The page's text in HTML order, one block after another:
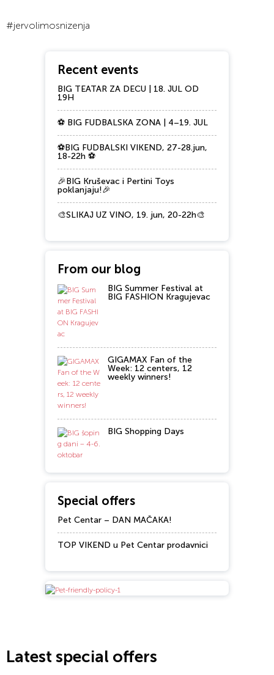
#jervolimosnizenja
Recent events
BIG TEATAR ZA DECU | 18. JUL OD
19H
⚽ BIG FUDBALSKA ZONA | 4–19. JUL
⚽BIG FUDBALSKI VIKEND, 27-28.jun,
18-22h ⚽
🎉BIG Kruševac i Pertini Toys
poklanjaju!🎉
🎨SLIKAJ UZ VINO, 19. jun, 20-22h🎨
From our blog
BIG Summer Festival at
BIG FASHION Kragujevac
GIGAMAX Fan of the
Week: 12 centers, 12
weekly winners!
BIG Shopping Days
Special offers
Pet Centar – DAN MAČAKA!
TOP VIKEND u Pet Centar prodavnici
Latest special offers